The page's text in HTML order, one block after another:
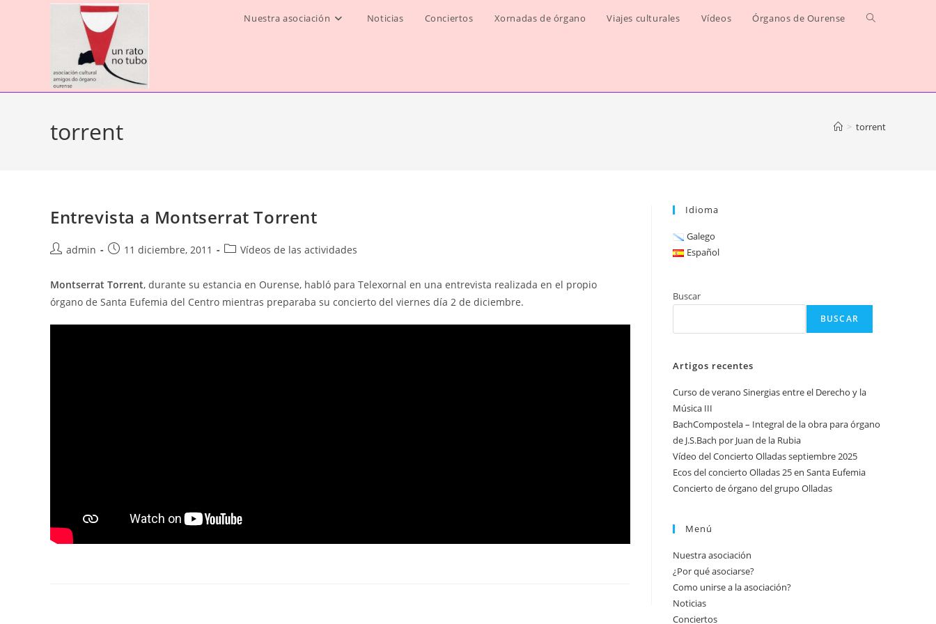
Nuestra asociación Noticias Conciertos Xornadas de órgano Viajes culturales Vídeos Órganos de Ourense Alternar
torrent > torrent
Entrevista a Montserrat Torrent
Autor
la
entrada:
admin
Publicación
la
entrada:
11 diciembre, 2011
Categoría
entrada:
Vídeos de las actividades
Montserrat Torrent, durante su estancia en Ourense, habló para Telexornal en una entrevista realizada en el propio
órgano de Santa Eufemia del Centro mientras preparaba su concierto del viernes día 2 de diciembre.
Idioma
Galego
Español
Buscar
BUSCAR
Artigos recentes
Curso de verano Sinergias entre el Derecho y la
Música III
BachCompostela – Integral de la obra para órgano
de J.S.Bach por Juan de la Rubia
Vídeo del Concierto Olladas septiembre 2025
Ecos del concierto Olladas 25 en Santa Eufemia
Concierto de órgano del grupo Olladas
Menú
Nuestra asociación
¿Por qué asociarse?
Como unirse a la asociación?
Noticias
Conciertos